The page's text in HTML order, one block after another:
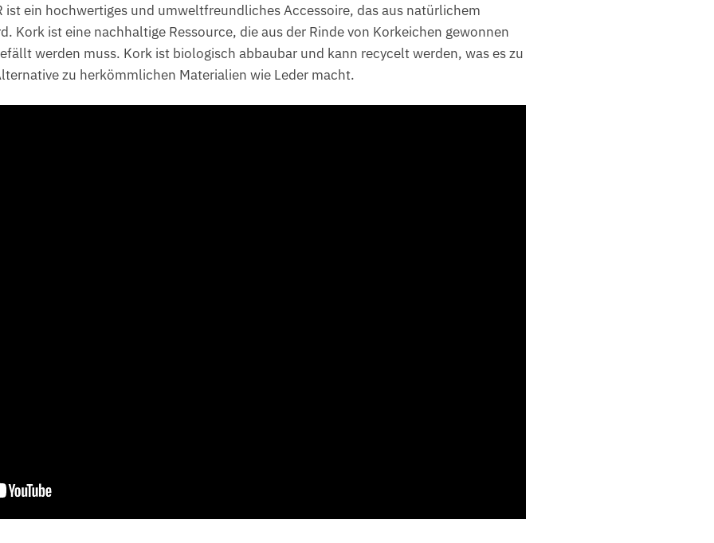
ist ein hochwertiges und umweltfreundliches Accessoire, das aus natürlichem
Kork ist eine nachhaltige Ressource, die aus der Rinde von Korkeichen gewonnen
werden muss. Kork ist biologisch abbaubar und kann recycelt werden, was es zu
zu herkömmlichen Materialien wie Leder macht.